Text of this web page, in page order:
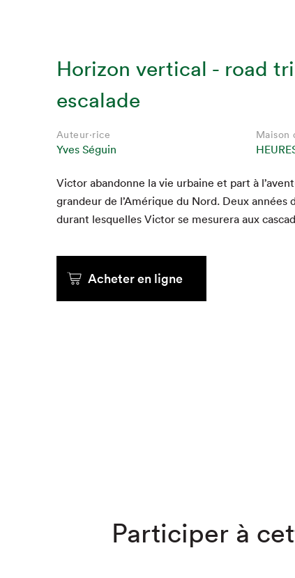
Que
Horizon vertical - road
escalade
Auteur·rice
Yves Séguin
Maison
Vic­tor aban­donne la vie urbaine et part à
grandeur de l’Amérique du Nord. Deux années
durant lesquelles Vic­tor se mesur­era aux
Acheter en ligne
Participer à